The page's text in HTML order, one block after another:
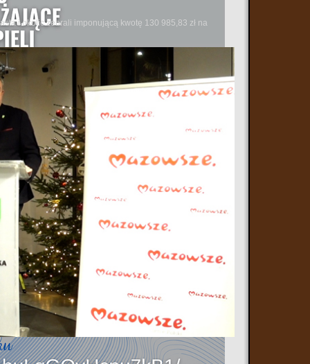
i okolic zebrali imponującą kwotę 130 985,83 zł na